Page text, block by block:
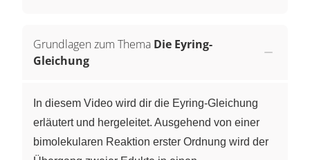
Grundlagen zum Thema Die Eyring-
Gleichung
In diesem Video wird dir die Eyring-Gleichung
erläutert und hergeleitet. Ausgehend von einer
bimolekularen Reaktion erster Ordnung wird der